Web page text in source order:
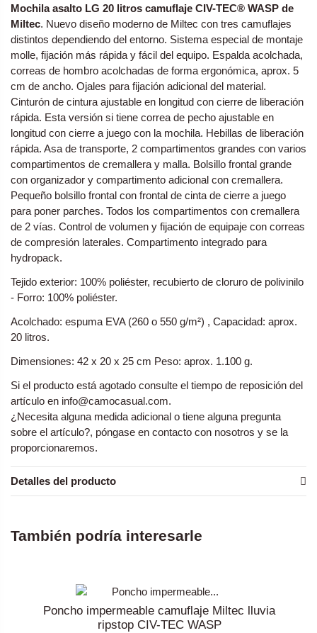
Mochila asalto LG 20 litros camuflaje CIV-TEC® WASP de
Miltec. Nuevo diseño moderno de Miltec con tres camuflajes
distintos dependiendo del entorno. Sistema especial de montaje
molle, fijación más rápida y fácil del equipo. Espalda acolchada,
correas de hombro acolchadas de forma ergonómica, aprox. 5
cm de ancho. Ojales para fijación adicional del material.
Cinturón de cintura ajustable en longitud con cierre de liberación
rápida. Esta versión si tiene correa de pecho ajustable en
longitud con cierre a juego con la mochila. Hebillas de liberación
rápida. Asa de transporte, 2 compartimentos grandes con varios
compartimentos de cremallera y malla. Bolsillo frontal grande
con organizador y compartimento adicional con cremallera.
Pequeño bolsillo frontal con frontal de cinta de cierre a juego
para poner parches. Todos los compartimentos con cremallera
de 2 vías. Control de volumen y fijación de equipaje con correas
de compresión laterales. Compartimento integrado para
hydropack.
Tejido exterior: 100% poliéster, recubierto de cloruro de polivinilo
- Forro: 100% poliéster.
Acolchado: espuma EVA (260 o 550 g/m²) , Capacidad: aprox.
20 litros.
Dimensiones: 42 x 20 x 25 cm Peso: aprox. 1.100 g.
Si el producto está agotado consulte el tiempo de reposición del
artículo en info@camocasual.com.
¿Necesita alguna medida adicional o tiene alguna pregunta
sobre el artículo?, póngase en contacto con nosotros y se la
proporcionaremos.
Detalles del producto
También podría interesarle
Poncho impermeable camuflaje Miltec lluvia
ripstop CIV-TEC WASP